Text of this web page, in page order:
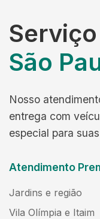
São
Nosso
entrega com
especial para
Atendimento
Jardins e região
Vila Olímpia e Itaim